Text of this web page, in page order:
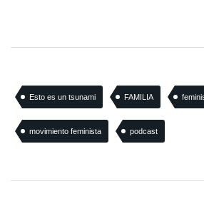
Esto es un tsunami FAMILIA
movimiento feminista podcast